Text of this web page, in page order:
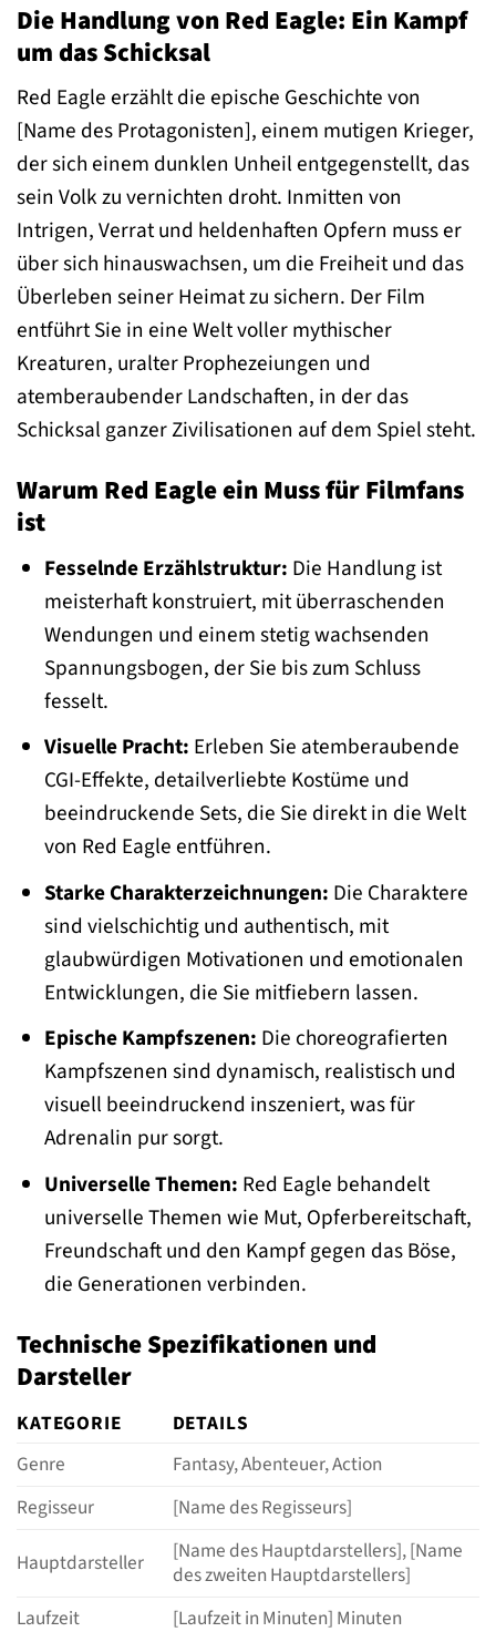
Die Handlung von Red Eagle: Ein Kampf
um das Schicksal
Red Eagle erzählt die epische Geschichte von
[Name des Protagonisten], einem mutigen Krieger,
der sich einem dunklen Unheil entgegenstellt, das
sein Volk zu vernichten droht. Inmitten von
Intrigen, Verrat und heldenhaften Opfern muss er
über sich hinauswachsen, um die Freiheit und das
Überleben seiner Heimat zu sichern. Der Film
entführt Sie in eine Welt voller mythischer
Kreaturen, uralter Prophezeiungen und
atemberaubender Landschaften, in der das
Schicksal ganzer Zivilisationen auf dem Spiel steht.
Warum Red Eagle ein Muss für Filmfans
ist
Fesselnde Erzählstruktur: Die Handlung ist
meisterhaft konstruiert, mit überraschenden
Wendungen und einem stetig wachsenden
Spannungsbogen, der Sie bis zum Schluss
fesselt.
Visuelle Pracht: Erleben Sie atemberaubende
CGI-Effekte, detailverliebte Kostüme und
beeindruckende Sets, die Sie direkt in die Welt
von Red Eagle entführen.
Starke Charakterzeichnungen: Die Charaktere
sind vielschichtig und authentisch, mit
glaubwürdigen Motivationen und emotionalen
Entwicklungen, die Sie mitfiebern lassen.
Epische Kampfszenen: Die choreografierten
Kampfszenen sind dynamisch, realistisch und
visuell beeindruckend inszeniert, was für
Adrenalin pur sorgt.
Universelle Themen: Red Eagle behandelt
universelle Themen wie Mut, Opferbereitschaft,
Freundschaft und den Kampf gegen das Böse,
die Generationen verbinden.
Technische Spezifikationen und
Darsteller
KATEGORIE
DETAILS
Genre
Fantasy, Abenteuer, Action
Regisseur
[Name des Regisseurs]
Hauptdarsteller
[Name des Hauptdarstellers], [Name
des zweiten Hauptdarstellers]
Laufzeit
[Laufzeit in Minuten] Minuten